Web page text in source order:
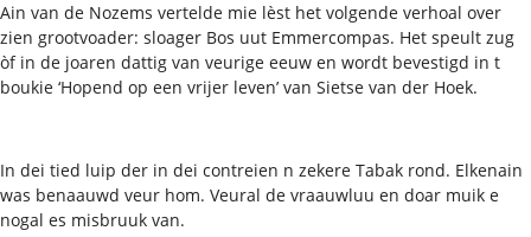
Ain van de Nozems vertelde mie lèst het volgende verhoal over
zien grootvoader: sloager Bos uut Emmercompas. Het speult zug
òf in de joaren dattig van veurige eeuw en wordt bevestigd in t
boukie ‘Hopend op een vrijer leven’ van Sietse van der Hoek.
In dei tied luip der in dei contreien n zekere Tabak rond. Elkenain
was benaauwd veur hom. Veural de vraauwluu en doar muik e
nogal es misbruuk van.